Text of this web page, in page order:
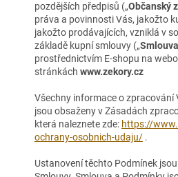
pozdějších předpisů („Občanský
práva a povinnosti Vás, jakožto
jakožto prodávajících, vzniklá v
základě kupní smlouvy („Smlouva
prostřednictvím E-shopu na
stránkách www.zekory.cz
Všechny informace o zpracování
jsou obsaženy v Zásadách
která naleznete zde: https://
ochrany-osobnich-udaju/ .
Ustanovení těchto Podmínek